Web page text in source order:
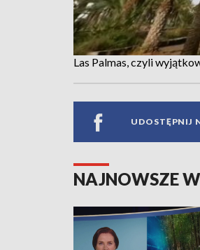
Las Palmas, czyli
UDOSTĘPNIJ
NAJNOWSZE